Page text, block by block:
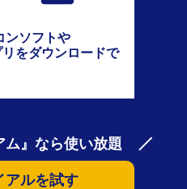
ンソフトや
をダウンロードで
ム』なら使い放題
アルを試す